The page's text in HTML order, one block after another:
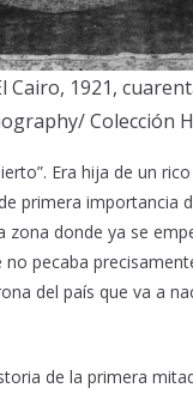
Cairo, 1921,
Colección
Era hija de un
primera importancia
zona donde ya se
pecaba
del país que va a
de la primera